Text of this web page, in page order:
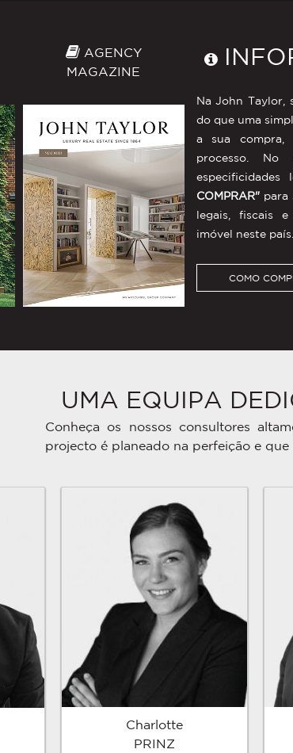
AGENCY
MAGAZINE
Na John Taylor,
do que uma
a sua compra,
processo.
COMPRAR"para
legais, fiscais
imóvel neste país.
COMO
UMA EQUIPA
Conheça os nossos consultores
projecto é planeado na perfeição e
Charlotte
PRINZ